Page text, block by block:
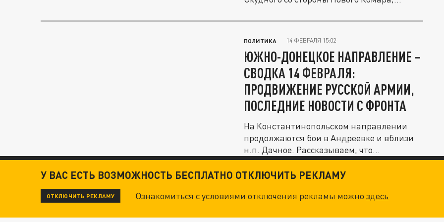
ПОЛИТИКА 14 ФЕВРАЛЯ 15:02
ЮЖНО-ДОНЕЦКОЕ НАПРАВЛЕНИЕ –
СВОДКА 14 ФЕВРАЛЯ:
ПРОДВИЖЕНИЕ РУССКОЙ АРМИИ,
ПОСЛЕДНИЕ НОВОСТИ С ФРОНТА
На Константинопольском направлении
продолжаются бои в Андреевке и вблизи
н.п. Дачное. Рассказываем, что...
У ВАС ЕСТЬ ВОЗМОЖНОСТЬ БЕСПЛАТНО ОТКЛЮЧИТЬ РЕКЛАМУ
ОТКЛЮЧИТЬ РЕКЛАМУ Ознакомиться с условиями отключения рекламы можноздесь